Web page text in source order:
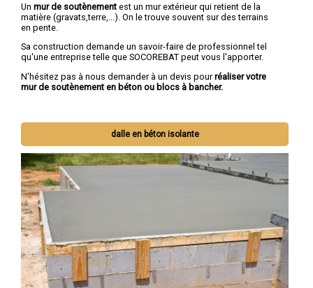
Un mur de soutènement est un mur extérieur qui retient de la
matière (gravats,terre,...). On le trouve souvent sur des terrains
en pente.
Sa construction demande un savoir-faire de professionnel tel
qu'une entreprise telle que SOCOREBAT peut vous l'apporter.
N'hésitez pas à nous demander à un devis pourréaliser votre
mur de soutènement en béton ou blocs à bancher.
dalle en béton isolante